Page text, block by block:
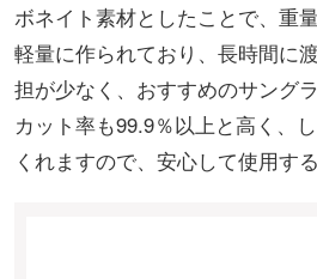
ボネイト素材としたことで、重
軽量に作られており、長時間に
担が少なく、おすすめのサング
カット率も99.9％以上と高く、
くれますので、安心して使用す